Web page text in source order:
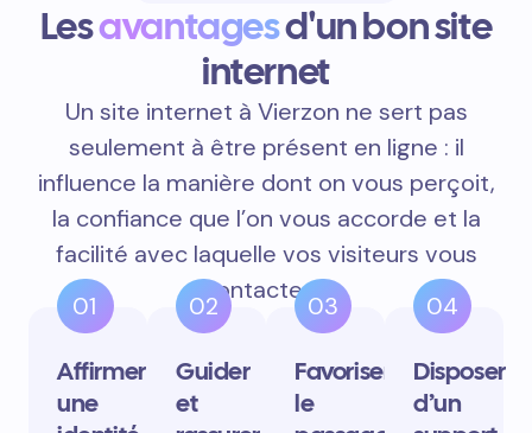
Lesavantagesd'un bon site
internet
Un site internet à Vierzon ne sert pas
seulement à être présent en ligne : il
influence la manière dont on vous perçoit,
la confiance que l’on vous accorde et la
facilité avec laquelle vos visiteurs vous
contactent.
01
Affirmer
une
02
Guider
et
03
Favoriser
le
04
Disposer
d’un